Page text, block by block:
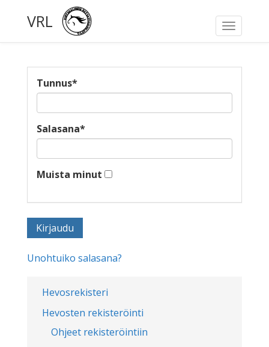
Toggle
VRL
Hevosrekisteri
Hevosten rekisteröinti
Ohjeet rekisteröintiin
Tunnus*
Salasana*
Muista minut
Unohtuiko salasana?